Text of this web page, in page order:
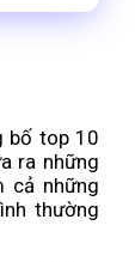
bố top 10
ra những
cả những
thường